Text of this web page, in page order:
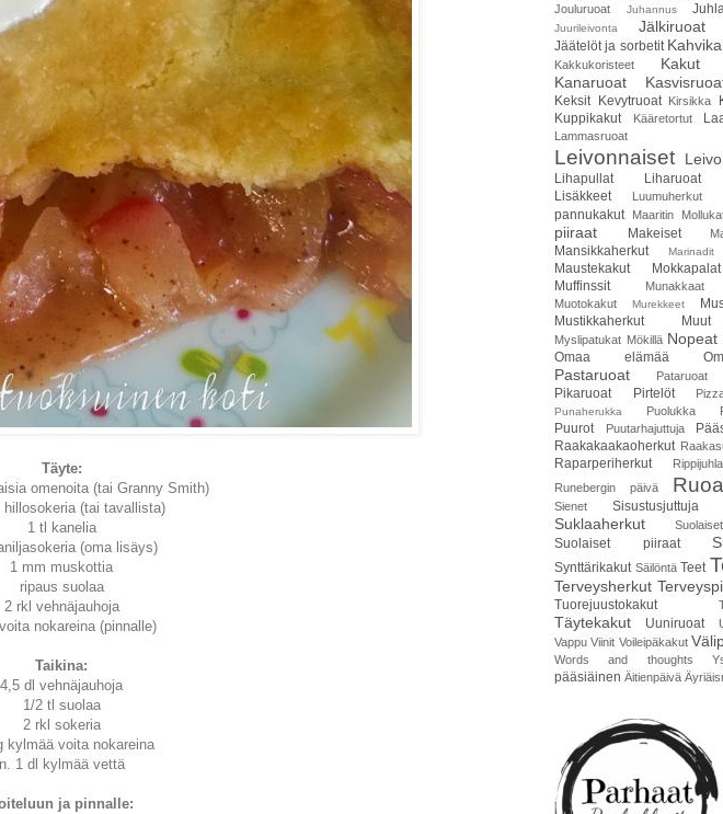
Täyte:
omenoita (tai Granny Smith)
hillosokeria (tai tavallista)
1 tl kanelia
(oma lisäys)
1 mm muskottia
ripaus suolaa
2 rkl vehnäjauhoja
nokareina (pinnalle)
Taikina:
4,5 dl vehnäjauhoja
1/2 tl suolaa
2 rkl sokeria
kylmää voita nokareina
n. 1 dl kylmää vettä
ja pinnalle:
Jouluruoat
Juhannus
Juurileivonta Jälkiruoat
Jäätelöt ja sorbetit
Kakkukoristeet
Kakut
Kanaruoat
Keksit Kevytruoat Kirsikka
Kuppikakut
Kääretortut
Lammasruoat
Leivonnaiset
Lihapullat
Liharuoat
Lisäkkeet
Luumuherkut
pannukakut Maaritin
piiraat Makeiset
Mansikkaherkut Marinadit
Maustekakut
Mokkapalat
Muffinssit
Munakkaat
Muotokakut
Murekkeet
Mustikkaherkut
Myslipatukat Mökillä
Omaa elämää
Pastaruoat Pataruoat
Pikaruoat Pirtelöt
Punaherukka Puolukka
Puurot Puutarhajuttuja
Raakakaakaoherkut
Raparperiherkut
Runebergin päivä
Sienet Sisustusjuttuja
Suklaaherkut
Suolaiset piiraat
Synttärikakut Säilöntä Teet
Terveysherkut
Tuorejuustokakut
Täytekakut Uuniruoat
Vappu Viinit Voileipäkakut
Words and thoughts
pääsiäinen Äitienpäivä